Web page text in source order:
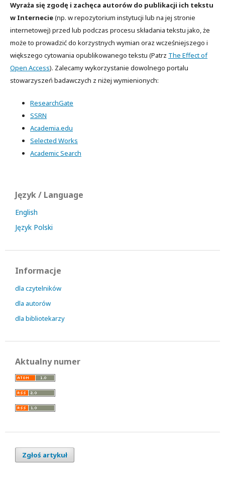
Wyraża się zgodę i zachęca autorów do publikacji ich tekstu
w Internecie(np. w repozytorium instytucji lub na jej stronie
internetowej) przed lub podczas procesu składania tekstu jako, że
może to prowadzić do korzystnych wymian oraz wcześniejszego i
większego cytowania opublikowanego tekstu (Patrz The Effect of
Open Access). Zalecamy wykorzystanie dowolnego portalu
stowarzyszeń badawczych z niżej wymienionych:
ResearchGate
SSRN
Academia.edu
Selected Works
Academic Search
Język / Language
English
Język Polski
Informacje
dla czytelników
dla autorów
dla bibliotekarzy
Aktualny numer
Zgłoś artykuł